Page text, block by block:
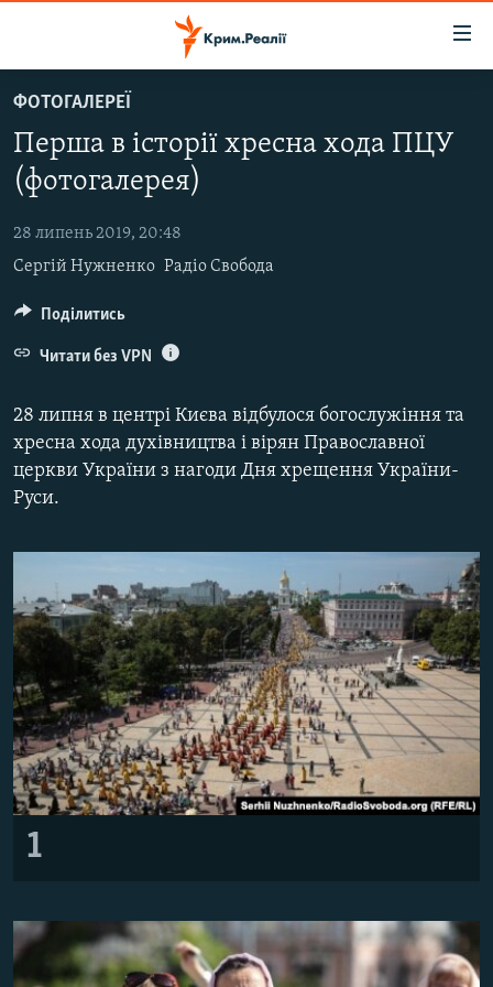
до
основного
матеріалу
Перейти
до
навігації
Перейти
пошуку
ВОДА.КРИМ
ВІДЕО ТА ФОТО
ПОЛІТИКА
БЛОГИ
ПОГЛЯД
ІНТЕРВ'Ю
СПЕЦПРОЕКТИ
ДЕПОРТАЦІЯ
СВІДЧЕННЯ ОКУПАЦІЇ
УКРАЇНСЬКА ПРОБЛЕМА КРИМУ
ІНФОГРАФІКА
ЯК ОБІЙТИ БЛОКУВАННЯ
ДОЛУЧАЙСЯ!
Усі сайти RFE/RL
ФОТОГАЛЕРЕЇ
Перша в історії хресна хода ПЦУ
(фотогалерея)
28 липень 2019, 20:48
Сергій Нужненко Радіо Свобода
28 липня в центрі Києва відбулося богослужіння та
хресна хода духівництва і вірян Православної
церкви України з нагоди Дня хрещення України-
Руси.
1
Поділитись
Читати без VPN